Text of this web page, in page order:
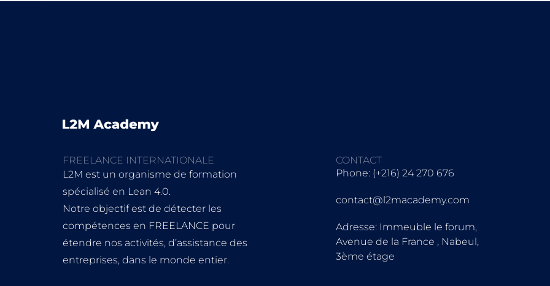
FREELANCE INTERNATIONALE
L2M est un organisme de formation
spécialisé en Lean 4.0.
Notre objectif est de détecter les
compétences en FREELANCE pour
étendre nos activités, d’assistance des
entreprises, dans le monde entier.
CONTACT
Phone: (+216) 24 270 676
contact@l2macademy.com
Adresse: Immeuble le forum,
Avenue de la France , Nabeul,
3ème étage